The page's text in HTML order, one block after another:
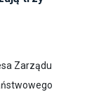
Zarządu